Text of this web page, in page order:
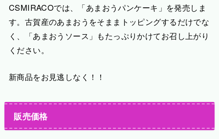
CSMIRACOでは、「あまおうパンケーキ」を発売しま
す。古賀産のあまおうをそままトッピングするだけでな
く、「あまおうソース」もたっぷりかけてお召し上がり
ください。
新商品をお見逃しなく！！
販売価格